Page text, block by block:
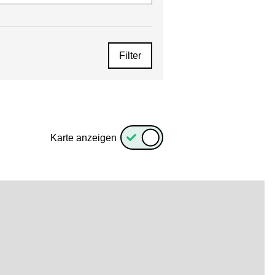
Filter
Karte anzeigen